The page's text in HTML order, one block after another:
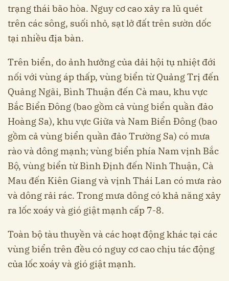
trạng thái bão hòa. Nguy cơ cao xảy ra lũ quét
trên các sông, suối nhỏ, sạt lở đất trên sườn dốc
tại nhiều địa bàn.
Trên biển, do ảnh hưởng của dải hội tụ nhiệt đới
nối với vùng áp thấp, vùng biển từ Quảng Trị đến
Quảng Ngãi, Bình Thuận đến Cà mau, khu vực
Bắc Biển Đông (bao gồm cả vùng biển quần đảo
Hoàng Sa), khu vực Giữa và Nam Biển Đông (bao
gồm cả vùng biển quần đảo Trường Sa) có mưa
rào và dông mạnh; vùng biển phía Nam vịnh Bắc
Bộ, vùng biển từ Bình Định đến Ninh Thuận, Cà
Mau đến Kiên Giang và vịnh Thái Lan có mưa rào
và dông rải rác. Trong mưa dông có khả năng xảy
ra lốc xoáy và gió giật mạnh cấp 7-8.
Toàn bộ tàu thuyền và các hoạt động khác tại các
vùng biển trên đều có nguy cơ cao chịu tác động
của lốc xoáy và gió giật mạnh.